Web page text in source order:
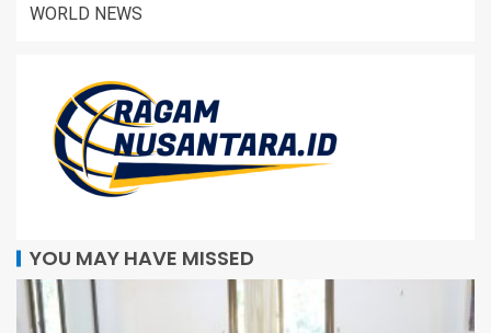
WORLD NEWS
YOU MAY HAVE MISSED